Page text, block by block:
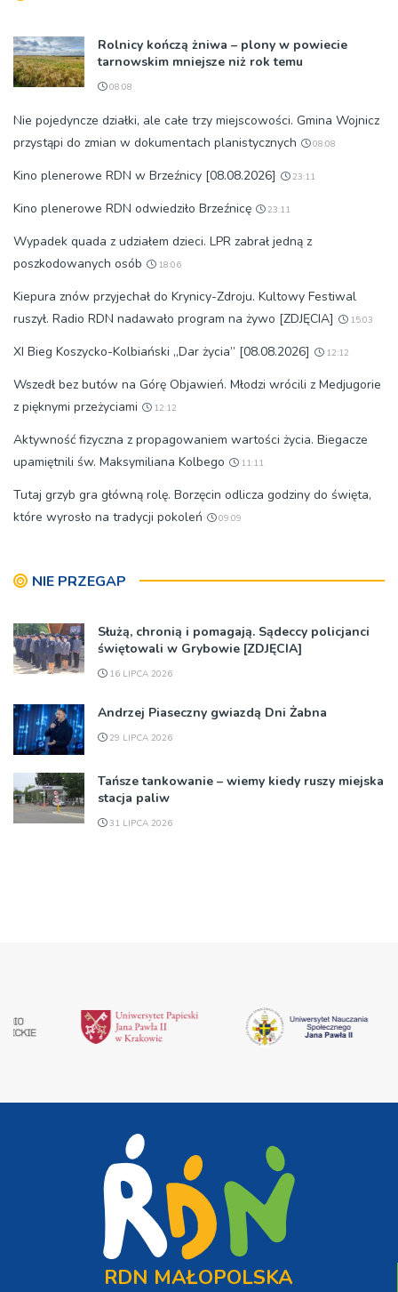
Rolnicy kończą żniwa – plony w powiecie
tarnowskim mniejsze niż rok temu
08:08
Nie pojedyncze działki, ale całe trzy miejscowości. Gmina Wojnicz
przystąpi do zmian w dokumentach planistycznych
08:08
Kino plenerowe RDN w Brzeźnicy [08.08.2026] 23:11
Kino plenerowe RDN odwiedziło Brzeźnicę 23:11
Wypadek quada z udziałem dzieci. LPR zabrał jedną z
poszkodowanych osób
18:06
Kiepura znów przyjechał do Krynicy-Zdroju. Kultowy Festiwal
ruszył. Radio RDN nadawało program na żywo [ZDJĘCIA]
15:03
XI Bieg Koszycko-Kolbiański „Dar życia” [08.08.2026] 12:12
Wszedł bez butów na Górę Objawień. Młodzi wrócili z Medjugorie
z pięknymi przeżyciami
12:12
Aktywność fizyczna z propagowaniem wartości życia. Biegacze
upamiętnili św. Maksymiliana Kolbego
11:11
Tutaj grzyb gra główną rolę. Borzęcin odlicza godziny do święta,
które wyrosło na tradycji pokoleń
09:09
NIE PRZEGAP
Służą, chronią i pomagają. Sądeccy policjanci
świętowali w Grybowie [ZDJĘCIA]
16 LIPCA 2026
Andrzej Piaseczny gwiazdą Dni Żabna
29 LIPCA 2026
Tańsze tankowanie – wiemy kiedy ruszy miejska
stacja paliw
31 LIPCA 2026
RDN MAŁOPOLSKA